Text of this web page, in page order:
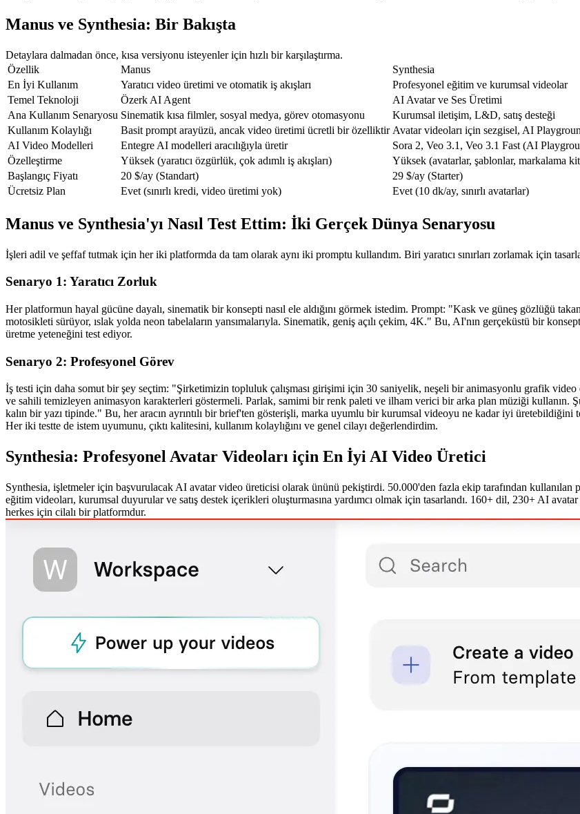
Manus ve Synthesia: Bir Bakışta
Detaylara dalmadan önce, kısa versiyonu isteyenler için hızlı bir karşılaştırma.
Özellik
Manus
Synthesia
En İyi Kullanım
Yaratıcı video üretimi ve otomatik iş akışları
Profesyonel eğitim ve kurumsal videolar
Temel Teknoloji
Özerk AI Agent
AI Avatar ve Ses Üretimi
Ana Kullanım Senaryosu Sinematik kısa filmler, sosyal medya, görev otomasyonu
Kurumsal iletişim, L&D, satış desteği
Kullanım Kolaylığı
Basit prompt arayüzü, ancak video üretimi ücretli bir özelliktir Avatar videoları için sezgisel, AI
AI Video Modelleri
Entegre AI modelleri aracılığıyla üretir
Sora 2, Veo 3.1, Veo 3.1 Fast (AI
Özelleştirme
Yüksek (yaratıcı özgürlük, çok adımlı iş akışları)
Yüksek (avatarlar, şablonlar, markalama
Başlangıç Fiyatı
20 $/ay (Standart)
29 $/ay (Starter)
Ücretsiz Plan
Evet (sınırlı kredi, video üretimi yok) Evet (10 dk/ay, sınırlı avatarlar)
Manus ve Synthesia'yı Nasıl Test Ettim: İki Gerçek Dünya Senaryosu
İşleri adil ve şeffaf tutmak için her iki platformda da tam olarak aynı iki promptu kullandım. Biri yaratıcı sınırları zorlamak için
Senaryo 1: Yaratıcı Zorluk
Her platformun hayal gücüne dayalı, sinematik bir konsepti nasıl ele aldığını görmek istedim. Prompt: "Kask ve güneş gözlüğü
motosikleti sürüyor, ıslak yolda neon tabelaların yansımalarıyla. Sinematik, geniş açılı çekim, 4K." Bu, AI'nın gerçeküstü bir
üretme yeteneğini test ediyor.
Senaryo 2: Profesyonel Görev
İş testi için daha somut bir şey seçtim: "Şirketimizin topluluk çalışması girişimi için 30 saniyelik, neşeli bir animasyonlu grafik
ve sahili temizleyen animasyon karakterleri göstermeli. Parlak, samimi bir renk paleti ve ilham verici bir arka plan müziği
kalın bir yazı tipinde." Bu, her aracın ayrıntılı bir brief'ten gösterişli, marka uyumlu bir kurumsal videoyu ne kadar iyi üretebildiğini
Her iki testte de istem uyumunu, çıktı kalitesini, kullanım kolaylığını ve genel cilayı değerlendirdim.
Synthesia: Profesyonel Avatar Videoları için En İyi AI Video Üretici
Synthesia, işletmeler için başvurulacak AI avatar video üreticisi olarak ününü pekiştirdi. 50.000'den fazla ekip tarafından
eğitim videoları, kurumsal duyurular ve satış destek içerikleri oluşturmasına yardımcı olmak için tasarlandı. 160+ dil, 230+ AI
herkes için cilalı bir platformdur.